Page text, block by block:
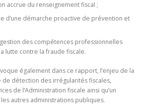
accrue du renseignement fiscal ;
d’une démarche proactive de prévention et
des compétences professionnelles
lutte contre la fraude fiscale.
également dans ce rapport, l’enjeu de la
de détection des irrégularités fiscales,
de l’Administration fiscale ainsi qu’un
autres administrations publiques.